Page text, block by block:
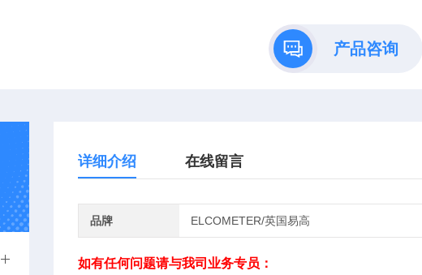
产品咨询
详细介绍 在线留言
品牌 ELCOMETER/英国易高
如有任何问题请与我司业务专员：